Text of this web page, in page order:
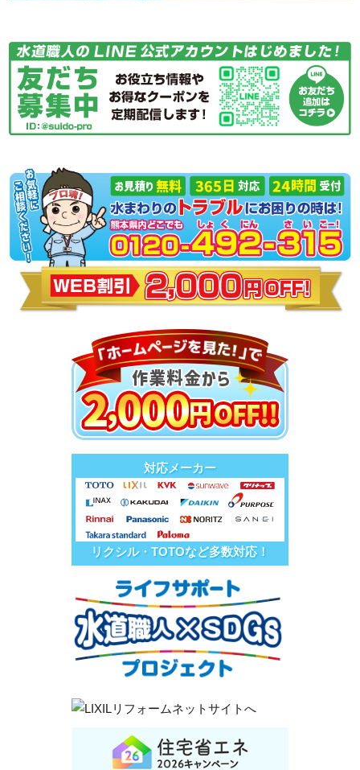
対応メーカー
リクシル・TOTOなど多数対応！